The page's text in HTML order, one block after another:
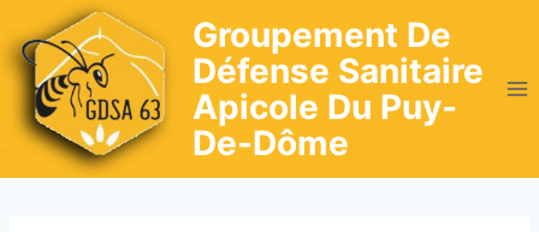
to
content
Groupement De
Défense Sanitaire
Apicole Du Puy-
De-Dôme